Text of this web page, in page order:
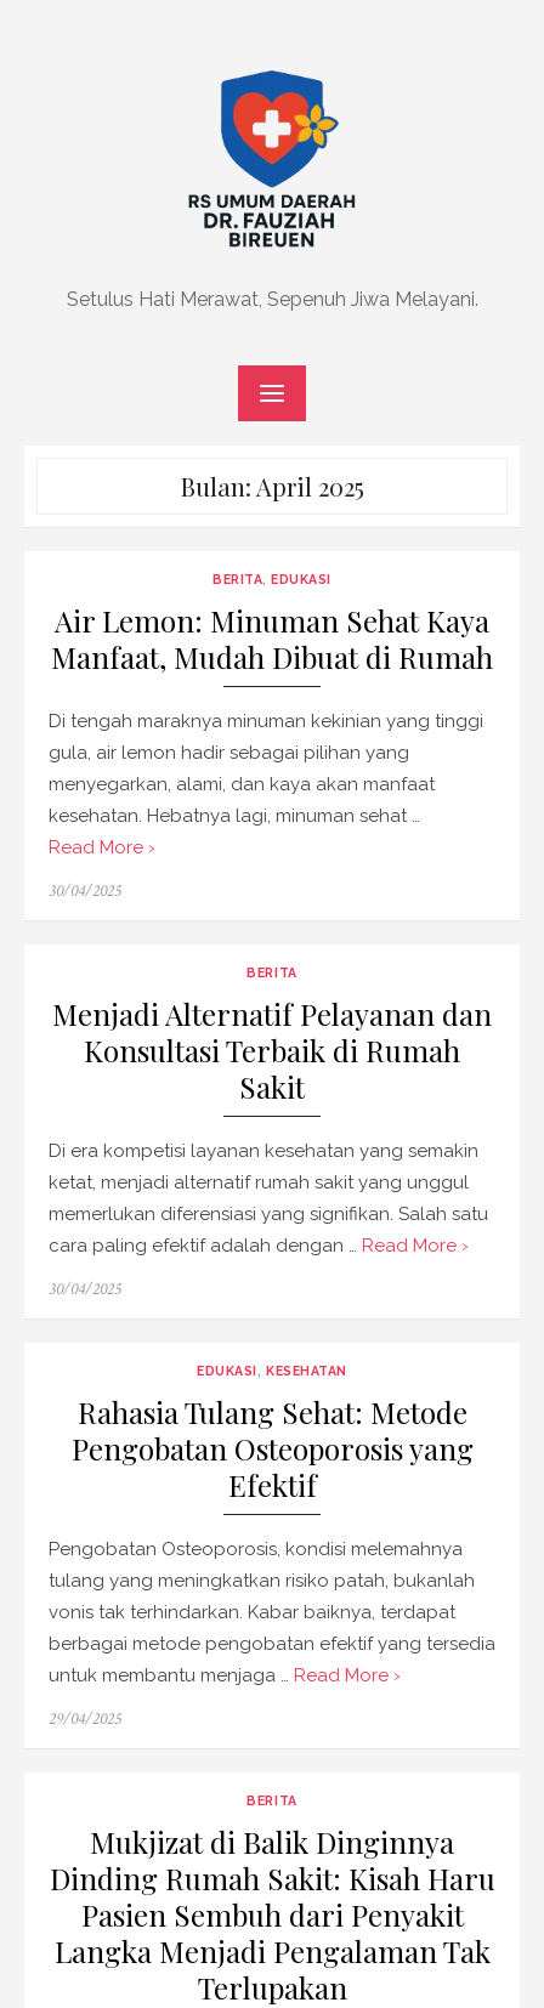
Setulus Hati Merawat, Sepenuh Jiwa Melayani.
Bulan: April 2025
BERITA,EDUKASI
Air Lemon: Minuman Sehat Kaya
Manfaat, Mudah Dibuat di Rumah
Di tengah maraknya minuman kekinian yang tinggi
gula, air lemon hadir sebagai pilihan yang
menyegarkan, alami, dan kaya akan manfaat
kesehatan. Hebatnya lagi, minuman sehat …
Read More ›
Posted
30/04/2025
BERITA
Menjadi Alternatif Pelayanan dan
Konsultasi Terbaik di Rumah
Sakit
Di era kompetisi layanan kesehatan yang semakin
ketat, menjadi alternatif rumah sakit yang unggul
memerlukan diferensiasi yang signifikan. Salah satu
cara paling efektif adalah dengan … Read More ›
Posted
30/04/2025
EDUKASI, KESEHATAN
Rahasia Tulang Sehat: Metode
Pengobatan Osteoporosis yang
Efektif
Pengobatan Osteoporosis, kondisi melemahnya
tulang yang meningkatkan risiko patah, bukanlah
vonis tak terhindarkan. Kabar baiknya, terdapat
berbagai metode pengobatan efektif yang tersedia
untuk membantu menjaga … Read More ›
Posted
29/04/2025
BERITA
Mukjizat di Balik Dinginnya
Dinding Rumah Sakit: Kisah Haru
Pasien Sembuh dari Penyakit
Langka Menjadi Pengalaman Tak
Terlupakan